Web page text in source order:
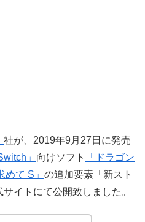
社が、2019年9月27日に発売
」 向けソフト
「ドラゴン
て S」 の追加要素「新スト
イトにて公開致しました。